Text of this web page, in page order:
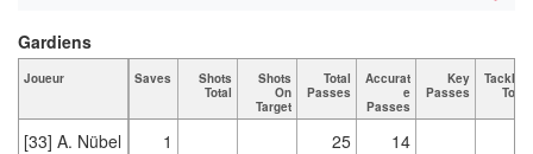
Joueur Saves
Shots
Total
Shots
On
Target
Total
Passes
Accurat
e
Passes
Key
Passes
Tackles
Total
[33] A. Nübel 1 25 14
Gardiens